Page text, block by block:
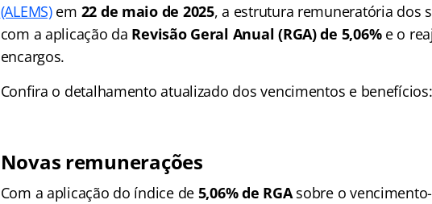
(ALEMS)em 22 de maio de 2025, a estrutura remuneratória dos
com a aplicação da Revisão Geral Anual (RGA) de 5,06%e o
encargos.
Confira o detalhamento atualizado dos vencimentos e benefícios:
Novas remunerações
Com a aplicação do índice de 5,06% de RGAsobre o